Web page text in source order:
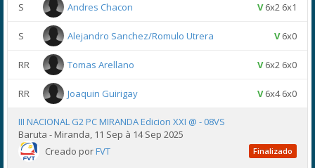
S Andres Chacon V6x2 6x1
S Alejandro Sanchez/Romulo Utrera V6x0
RR Tomas Arellano V6x2 6x0
RR Joaquin Guirigay V6x4 6x0
III NACIONAL G2 PC MIRANDA Edicion XXI @ - 08VS
Baruta - Miranda, 11 Sep à 14 Sep 2025
Creado porFVT Finalizado